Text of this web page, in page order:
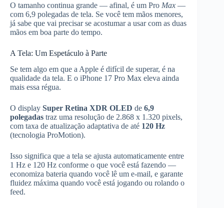
O tamanho continua grande — afinal, é um Pro Max —
com 6,9 polegadas de tela. Se você tem mãos menores,
já sabe que vai precisar se acostumar a usar com as duas
mãos em boa parte do tempo.
A Tela: Um Espetáculo à Parte
Se tem algo em que a Apple é difícil de superar, é na
qualidade da tela. E o iPhone 17 Pro Max eleva ainda
mais essa régua.
O display Super Retina XDR OLED de 6,9
polegadas traz uma resolução de 2.868 x 1.320 pixels,
com taxa de atualização adaptativa de até 120 Hz
(tecnologia ProMotion).
Isso significa que a tela se ajusta automaticamente entre
1 Hz e 120 Hz conforme o que você está fazendo —
economiza bateria quando você lê um e-mail, e garante
fluidez máxima quando você está jogando ou rolando o
feed.